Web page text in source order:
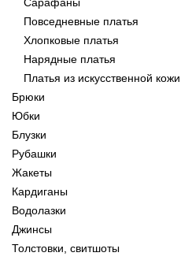
Сарафаны
Повседневные платья
Хлопковые платья
Нарядные платья
Платья из искусственной кожи
Брюки
Юбки
Блузки
Рубашки
Жакеты
Кардиганы
Водолазки
Джинсы
Толстовки, свитшоты